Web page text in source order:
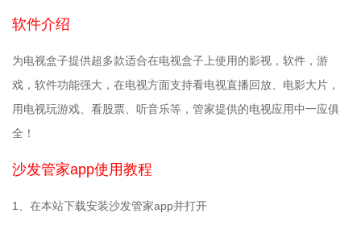
软件介绍
为电视盒子提供超多款适合在电视盒子上使用的影视，软件，游
戏，软件功能强大，在电视方面支持看电视直播回放、电影大片，
用电视玩游戏、看股票、听音乐等，管家提供的电视应用中一应俱
全！
沙发管家app使用教程
1、在本站下载安装沙发管家app并打开